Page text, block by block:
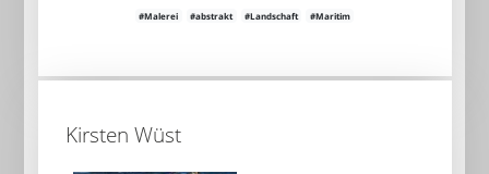
#Malerei #abstrakt #Landschaft #Maritim
Kirsten Wüst